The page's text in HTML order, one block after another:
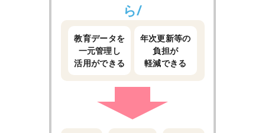
ら/
教育データを
一元管理し
活用ができる
年次更新等の
負担が
軽減できる